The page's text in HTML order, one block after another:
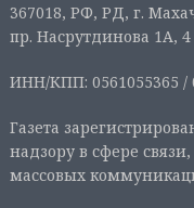
367018, РФ, РД, г.
пр. Насрутдинова 1А, 4
ИНН/КПП: 0561055365 /
Газета
надзору в сфере
массовых